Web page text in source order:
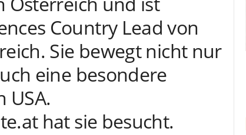
Country Lead von
Sie bewegt nicht nur
eine besondere
USA.
hat sie besucht.